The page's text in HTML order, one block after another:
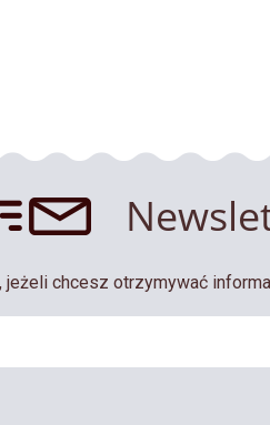
chcesz otrzymywać